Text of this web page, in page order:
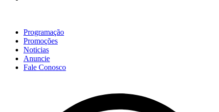
Programação
Promoções
Noticias
Anuncie
Fale Conosco